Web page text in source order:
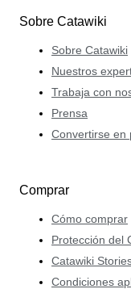
Sobre Catawiki
Sobre Catawiki
Nuestros
Trabaja con
Prensa
Convertirse en
Comprar
Cómo comprar
Protección del
Catawiki
Condiciones